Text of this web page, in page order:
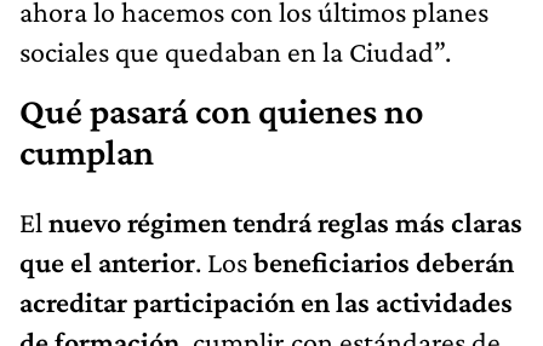
ahora lo hacemos con los últimos planes
sociales que quedaban en la Ciudad”.
Qué pasará con quienes no
cumplan
El nuevo régimen tendrá reglas más claras
que el anterior. Losbeneficiarios deberán
acreditar participación en las actividades